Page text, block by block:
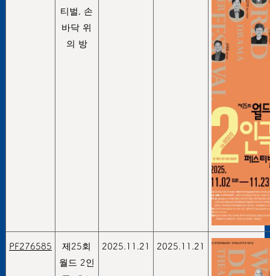
티벌, 손
바닥 위
의 방
PF276585
제25회
월드 2인
2025.11.21 2025.11.21